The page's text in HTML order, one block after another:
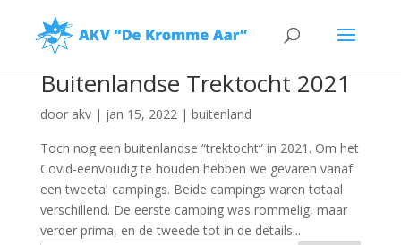
Buitenlandse Trektocht 2021
door akv| jan 15, 2022| buitenland
Toch nog een buitenlandse “trektocht” in 2021. Om het
Covid-eenvoudig te houden hebben we gevaren vanaf
een tweetal campings. Beide campings waren totaal
verschillend. De eerste camping was rommelig, maar
verder prima, en de tweede tot in de details...